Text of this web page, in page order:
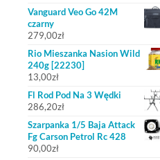
Vanguard Veo Go 42M
czarny
279,00zł
Rio Mieszanka Nasion Wild
240g [22230]
13,00zł
Fl Rod Pod Na 3 Wędki
286,20zł
Szarpanka 1/5 Baja Attack
Fg Carson Petrol Rc 428
90,00zł